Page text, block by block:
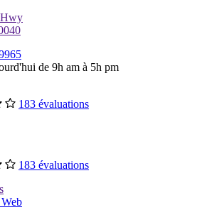
Hwy
de 9h am à 5h pm
183 évaluations
183 évaluations